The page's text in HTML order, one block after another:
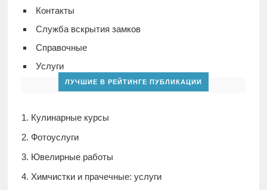
Контакты
Служба вскрытия замков
Справочные
Услуги
ЛУЧШИЕ В РЕЙТИНГЕ ПУБЛИКАЦИИ
Кулинарные курсы
Фотоуслуги
Ювелирные работы
Химчистки и прачечные: услуги